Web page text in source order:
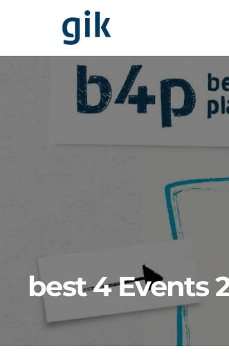
best 4 Events